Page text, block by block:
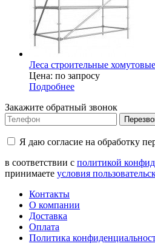
Леса строительные
Цена: по запросу
Подробнее
Закажите обратный звонок
Я даю согласие на обработку
в соответствии с политикой
принимаете условия
Контакты
О компании
Доставка
Оплата
Политика